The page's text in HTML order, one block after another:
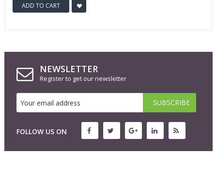
ADD TO CART
NEWSLETTER
Register to get our newsletter
FOLLOW US ON